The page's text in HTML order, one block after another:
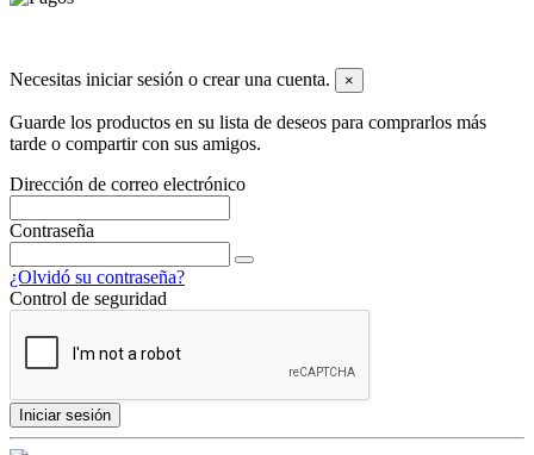
Necesitas iniciar sesión o crear una cuenta. ×
Guarde los productos en su lista de deseos para comprarlos más
tarde o compartir con sus amigos.
Dirección de correo electrónico
Contraseña
¿Olvidó su contraseña?
Control de seguridad
Iniciar sesión